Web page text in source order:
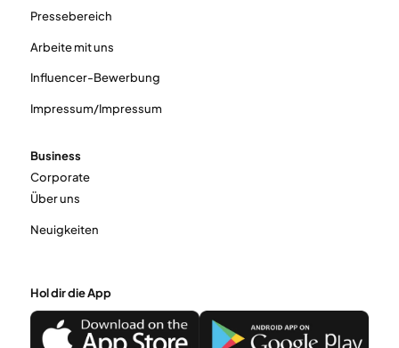
Pressebereich
Arbeite mit uns
Influencer-Bewerbung
Impressum/Impressum
Business
Corporate
Über uns
Neuigkeiten
Hol dir die App